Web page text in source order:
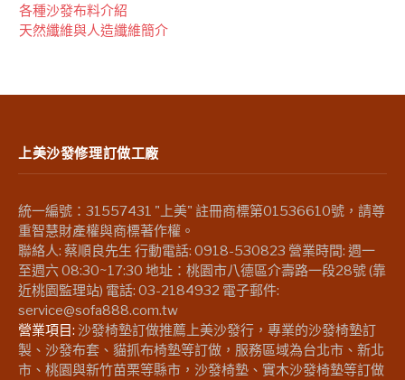
各種沙發布料介紹
天然纖維與人造纖維簡介
上美沙發修理訂做工廠
統一編號：31557431 "上美" 註冊商標第01536610號，請尊
重智慧財產權與商標著作權。
聯絡人: 蔡順良先生 行動電話: 0918-530823 營業時間: 週一
至週六 08:30~17:30 地址：桃園市八德區介壽路一段28號 (靠
近桃園監理站) 電話: 03-2184932 電子郵件:
service@sofa888.com.tw
營業項目: 沙發椅墊訂做推薦上美沙發行，專業的沙發椅墊訂
製、沙發布套、貓抓布椅墊等訂做，服務區域為台北市、新北
市、桃園與新竹苗栗等縣市，沙發椅墊、實木沙發椅墊等訂做